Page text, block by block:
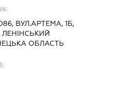
ВУЛ.АРТЕМА, 1Б,
ОБЛАСТЬ